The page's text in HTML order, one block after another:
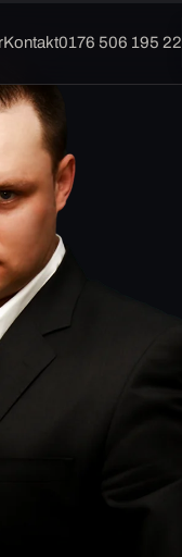
Kontakt0176 506 195 22